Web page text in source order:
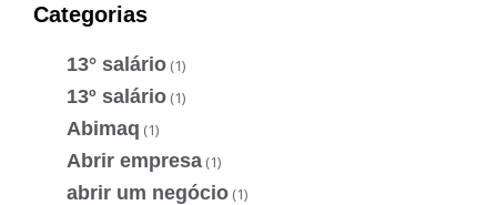
Categorias
13° salário (1)
13º salário (1)
Abimaq (1)
Abrir empresa (1)
abrir um negócio (1)